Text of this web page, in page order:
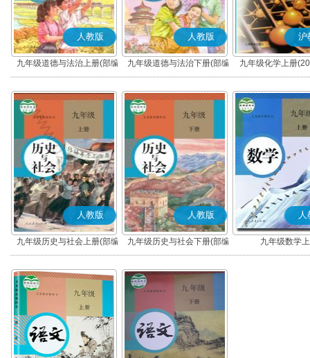
人教版
九年级道德与法治上册(部编
版)
人教版
九年级道德与法治下册(部编
版)
沪
九年级化学上册
人教版
九年级历史与社会上册(部编
版)
人教版
九年级历史与社会下册(部编
版)
人
九年级数学